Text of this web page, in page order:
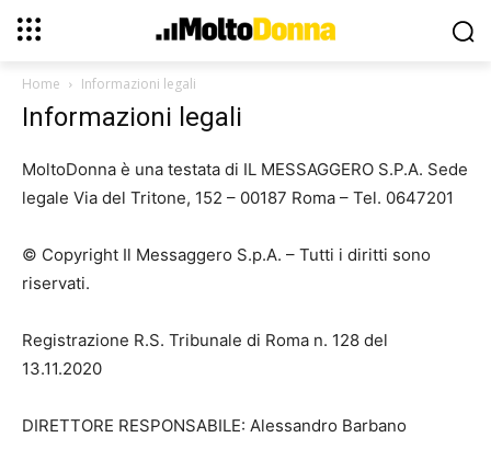
Home Informazioni legali
Informazioni legali
MoltoDonna è una testata di IL MESSAGGERO S.P.A. Sede
legale Via del Tritone, 152 – 00187 Roma – Tel. 0647201
© Copyright Il Messaggero S.p.A. – Tutti i diritti sono
riservati.
Registrazione R.S. Tribunale di Roma n. 128 del
13.11.2020
DIRETTORE RESPONSABILE: Alessandro Barbano